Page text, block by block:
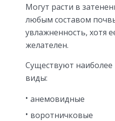
Могут расти в
любым составом
увлажненность, хотя
желателен.
Существуют наиболее
виды:
анемовидные
воротничковые